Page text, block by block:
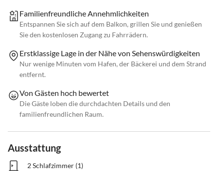
Familienfreundliche Annehmlichkeiten
Entspannen Sie sich auf dem Balkon, grillen Sie und genießen
Sie den kostenlosen Zugang zu Fahrrädern.
Erstklassige Lage in der Nähe von Sehenswürdigkeiten
Nur wenige Minuten vom Hafen, der Bäckerei und dem Strand
entfernt.
Von Gästen hoch bewertet
Die Gäste loben die durchdachten Details und den
familienfreundlichen Raum.
Ausstattung
2 Schlafzimmer (1)